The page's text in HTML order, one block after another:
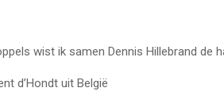
wist ik samen Dennis Hillebrand de
d’Hondt uit België